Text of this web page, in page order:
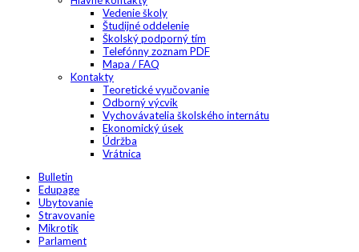
Vedenie školy
Študijné oddelenie
Školský podporný tím
Telefónny zoznam PDF
Mapa / FAQ
Kontakty
Teoretické vyučovanie
Odborný výcvik
Vychovávatelia školského internátu
Ekonomický úsek
Údržba
Vrátnica
Bulletin
Edupage
Ubytovanie
Stravovanie
Mikrotik
Parlament